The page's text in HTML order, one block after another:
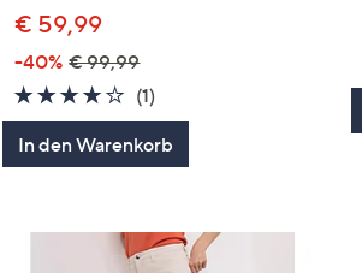
€ 59,99
-40% € 99,99
4.0
von
5
(1)
Bewertungen
In den Warenkorb